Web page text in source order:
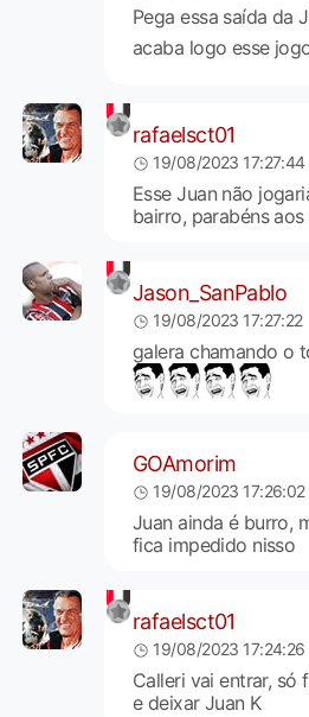
Pega essa saída da
acaba logo esse
rafaelsct01
19/08/2023 17:27:44
Esse Juan não
bairro, parabéns
Jason_SanPablo
19/08/2023 17:27:22
galera chamando o
GOAmorim
19/08/2023 17:26:02
Juan ainda é burro,
fica impedido nisso
rafaelsct01
19/08/2023 17:24:26
Calleri vai entrar, só
e deixar Juan K